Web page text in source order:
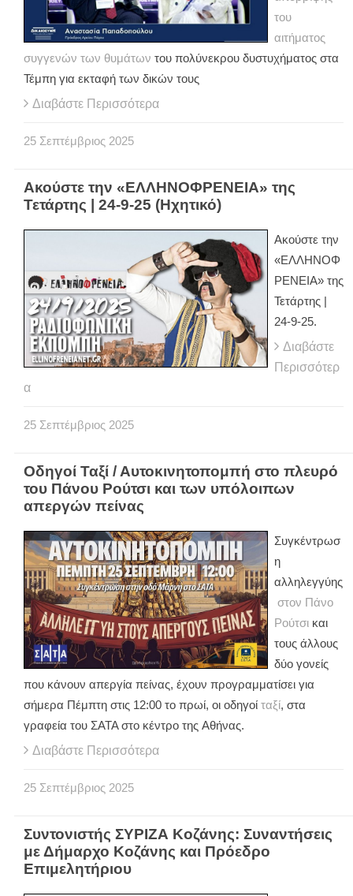
του
αιτήματος
συγγενών των θυμάτων του πολύνεκρου δυστυχήματος στα
Τέμπη για εκταφή των δικών τους
Διαβάστε Περισσότερα
25 Σεπτέμβριος 2025
Ακούστε την «ΕΛΛΗΝΟΦΡΕΝΕΙΑ» της
Τετάρτης | 24-9-25 (Ηχητικό)
Ακούστε την
«ΕΛΛΗΝΟΦ
ΡΕΝΕΙΑ» της
Τετάρτης |
24-9-25.
Διαβάστε
Περισσότερ
α
25 Σεπτέμβριος 2025
Οδηγοί Ταξί / Αυτοκινητοπομπή στο πλευρό
του Πάνου Ρούτσι και των υπόλοιπων
απεργών πείνας
Συγκέντρωσ
η
αλληλεγγύης
στον Πάνο
Ρούτσι και
τους άλλους
δύο γονείς
που κάνουν απεργία πείνας, έχουν προγραμματίσει για
σήμερα Πέμπτη στις 12:00 το πρωί, οι οδηγοί ταξί, στα
γραφεία του ΣΑΤΑ στο κέντρο της Αθήνας.
Διαβάστε Περισσότερα
25 Σεπτέμβριος 2025
Συντονιστής ΣΥΡΙΖΑ Κοζάνης: Συναντήσεις
με Δήμαρχο Κοζάνης και Πρόεδρο
Επιμελητήριου